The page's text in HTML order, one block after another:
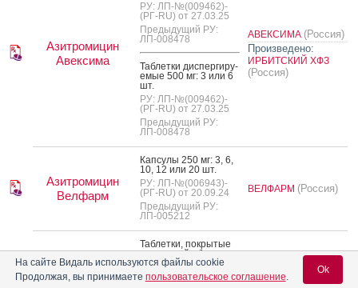
Азитромицин
Авексима
РУ: ЛП-№(009462)-
(РГ-RU) от 27.03.25
Предыдущий РУ:
ЛП-008478
Таб­летки дис­перги­ру­
емые 500 мг: 3 или 6
шт.
РУ: ЛП-№(009462)-
(РГ-RU) от 27.03.25
Предыдущий РУ:
ЛП-008478
АВЕКСИМА (Россия)
Произведено:
ИРБИТСКИЙ ХФЗ
(Россия)
Азитромицин
Велфарм
Кап­су­лы 250 мг: 3, 6,
10, 12 или 20 шт.
РУ: ЛП-№(006943)-
(РГ-RU) от 20.09.24
Предыдущий РУ:
ЛП-005212
ВЕЛФАРМ (Россия)
Таб­летки, пок­ры­тые
пле­ноч­ной обо­лоч­
кой, 125 мг: 3, 6, 9, 10,
12, 15, 18, 20, 21, 24,
27, 30, 36, 40, 42, 48,
На сайте Видаль используются файлы cookie
Продолжая, вы принимаете пользовательское соглашение.
Ok